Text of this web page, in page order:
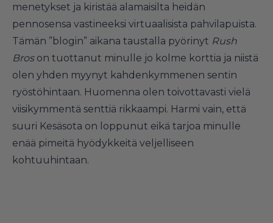
menetykset ja kiristää alamaisilta heidän
pennosensa vastineeksi virtuaalisista pahvilapuista.
Tämän ”blogin” aikana taustalla pyörinyt Rush
Broson tuottanut minulle jo kolme korttia ja niistä
olen yhden myynyt kahdenkymmenen sentin
ryöstöhintaan. Huomenna olen toivottavasti vielä
viisikymmentä senttiä rikkaampi. Harmi vain, että
suuri Kesäsota on loppunut eikä tarjoa minulle
enää pimeitä hyödykkeitä veljelliseen
kohtuuhintaan.